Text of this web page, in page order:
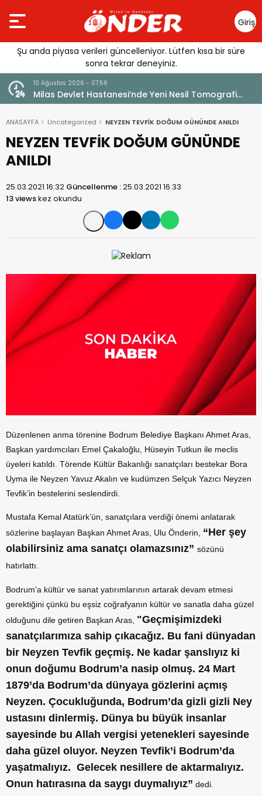
Giriş
Yap
Şu anda piyasa verileri güncelleniyor. Lütfen kısa bir süre
sonra tekrar deneyiniz.
10 Ağustos 2026 - 07:56
Milas Devlet Hastanesi’nde Yeni Nesil Tomografi
Hizmeti
BİR
ANASAYFA Uncategorized NEYZEN TEVFİK DOĞUM GÜNÜNDE ANILDI
NEYZEN TEVFİK DOĞUM GÜNÜNDE
ANILDI
25.03.2021 16:32 Güncellenme :25.03.2021 16:33
13 viewskez okundu
Düzenlenen anma törenine Bodrum Belediye Başkanı Ahmet Aras,
Başkan yardımcıları Emel Çakaloğlu, Hüseyin Tutkun ile meclis
üyeleri katıldı. Törende Kültür Bakanlığı sanatçıları bestekar Bora
Uyma ile Neyzen Yavuz Akalın ve kudümzen Selçuk Yazıcı Neyzen
Tevfik’in bestelerini seslendirdi.
Mustafa Kemal Atatürk’ün, sanatçılara verdiği önemi anlatarak
sözlerine başlayan Başkan Ahmet Aras, Ulu Önderin, “Her şey
olabilirsiniz ama sanatçı olamazsınız” sözünü
hatırlattı.
Bodrum'a kültür ve sanat yatırımlarının artarak devam etmesi
gerektiğini çünkü bu eşsiz coğrafyanın kültür ve sanatla daha güzel
olduğunu dile getiren Başkan Aras, "Geçmişimizdeki
sanatçılarımıza sahip çıkacağız. Bu fani dünyadan
bir Neyzen Tevfik geçmiş. Ne kadar şanslıyız ki
onun doğumu Bodrum’a nasip olmuş. 24 Mart
1879’da Bodrum’da dünyaya gözlerini açmış
Neyzen. Çocukluğunda, Bodrum’da gizli gizli Ney
ustasını dinlermiş. Dünya bu büyük insanlar
sayesinde bu Allah vergisi yetenekleri sayesinde
daha güzel oluyor. Neyzen Tevfik’i Bodrum’da
yaşatmalıyız. Gelecek nesillere de aktarmalıyız.
Onun hatırasına da saygı duymalıyız” dedi.